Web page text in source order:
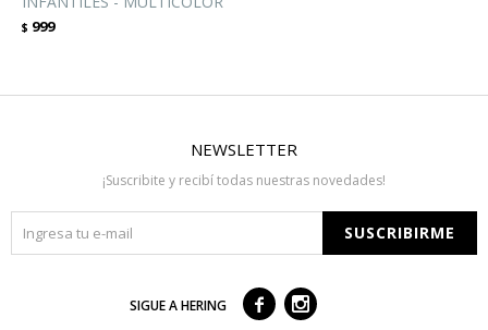
$ 999
NEWSLETTER
¡Suscribite y recibí todas nuestras novedades!
SUSCRIBIRME
SIGUE A HERING  